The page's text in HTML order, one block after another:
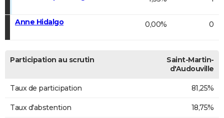
Anne Hidalgo 0,00% 0
Participation au scrutin
Saint-Martin-
d'Audouville
Taux de participation 81,25%
Taux d'abstention 18,75%